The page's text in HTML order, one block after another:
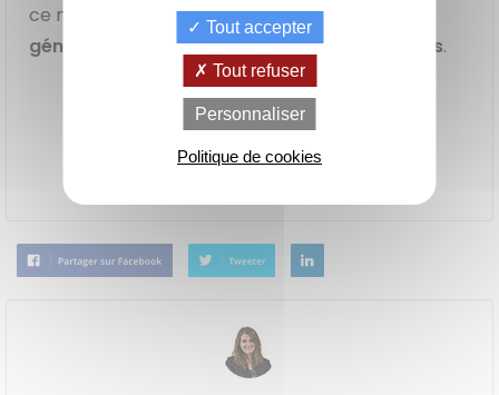
de
votreLe crédit
classique
ce mini pick-up ouvre la voie à une
génération d’utilitaires électriques compacts.
Consultez nos annonces
Tout accepter
Tout refuser
Personnaliser
Politique de cookies